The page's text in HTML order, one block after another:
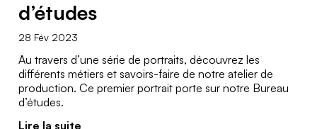
d’études
28 Fév 2023
Au travers d’une série de portraits, découvrez les
différents métiers et savoirs-faire de notre atelier de
production. Ce premier portrait porte sur notre Bureau
d’études.
Lire la suite